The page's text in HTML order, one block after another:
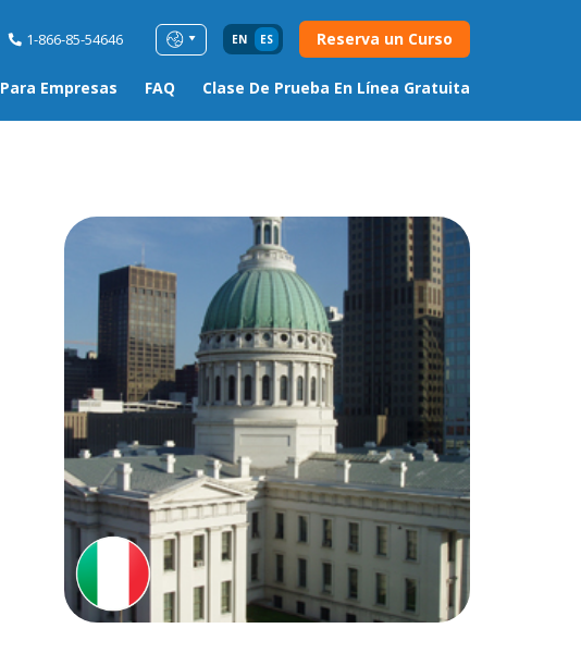
1-866-85-54646 EN ES Reserva un Curso
Para Empresas FAQ Clase De Prueba En Línea Gratuita